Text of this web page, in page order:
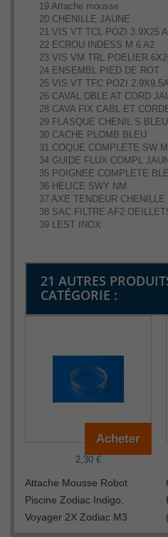
19 Attache mousse
20 CHENILLE JAUNE
21 VIS VT TCL POZI 3.9X25
22 ECROU INDESS M 6 A2
23 VIS VM TRL POELIER
24 ENSEMBL PIED DE ROT
25 VIS VT TFC POZI
26 CAVAL DBLE AT CORD
28 CAVA FIX CABL ET
29 FLASQUE CHENIL S BLEU
30 CACHE PLOMB BLEU
31 COQUE COMPLETE SW
34 GUIDE FLUX COMPL
35 POIGNEE COMPLETE
36 HELICE SWY NM
37 AXE TENDEUR CHENILLE
38 SAC FILTRE AF2
39 LEST INOX
21 AUTRES
CATÉGORIE :
2,30 €
Acheter
Attache Mousse Robot
Piscine Zodiac Indigo,
Voyager 2X Zodiac M3